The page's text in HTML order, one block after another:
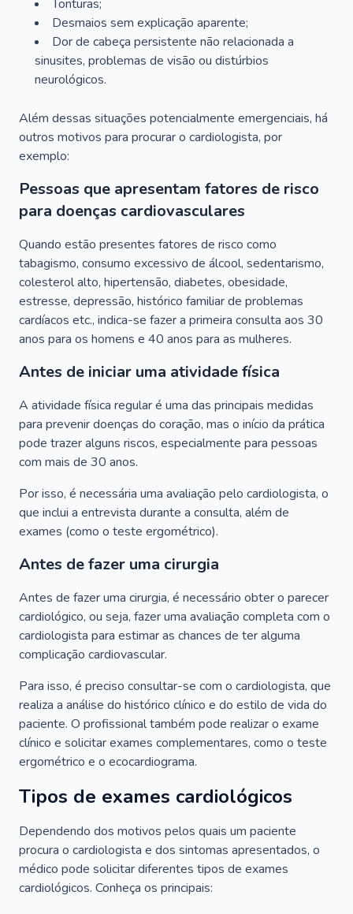
Tonturas;
Desmaios sem explicação aparente;
Dor de cabeça persistente não relacionada a
sinusites, problemas de visão ou distúrbios
neurológicos.
Além dessas situações potencialmente emergenciais, há
outros motivos para procurar o cardiologista, por
exemplo:
Pessoas que apresentam fatores de risco
para doenças cardiovasculares
Quando estão presentes fatores de risco como
tabagismo, consumo excessivo de álcool, sedentarismo,
colesterol alto, hipertensão, diabetes, obesidade,
estresse, depressão, histórico familiar de problemas
cardíacos etc., indica-se fazer a primeira consulta aos 30
anos para os homens e 40 anos para as mulheres.
Antes de iniciar uma atividade física
A atividade física regular é uma das principais medidas
para prevenir doenças do coração, mas o início da prática
pode trazer alguns riscos, especialmente para pessoas
com mais de 30 anos.
Por isso, é necessária uma avaliação pelo cardiologista, o
que inclui a entrevista durante a consulta, além de
exames (como o teste ergométrico).
Antes de fazer uma cirurgia
Antes de fazer uma cirurgia, é necessário obter o parecer
cardiológico, ou seja, fazer uma avaliação completa com o
cardiologista para estimar as chances de ter alguma
complicação cardiovascular.
Para isso, é preciso consultar-se com o cardiologista, que
realiza a análise do histórico clínico e do estilo de vida do
paciente. O profissional também pode realizar o exame
clínico e solicitar exames complementares, como o teste
ergométrico e o ecocardiograma.
Tipos de exames cardiológicos
Dependendo dos motivos pelos quais um paciente
procura o cardiologista e dos sintomas apresentados, o
médico pode solicitar diferentes tipos de exames
cardiológicos. Conheça os principais: